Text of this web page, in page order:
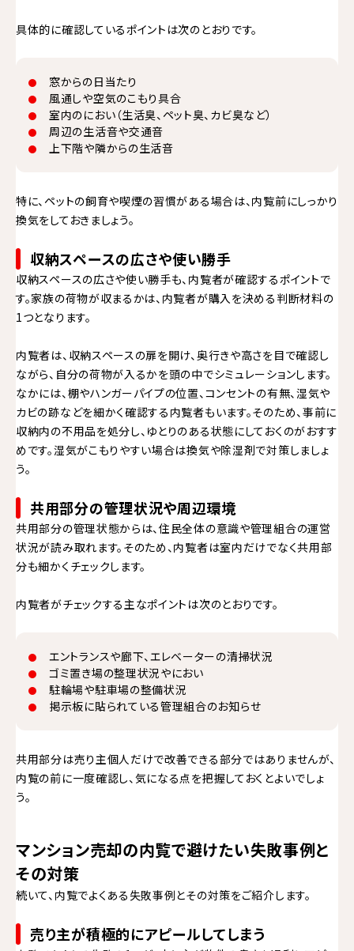
具体的に確認しているポイントは次のとおりです。
窓からの日当たり
風通しや空気のこもり具合
室内のにおい（生活臭、ペット臭、カビ臭など）
周辺の生活音や交通音
上下階や隣からの生活音
特に、ペットの飼育や喫煙の習慣がある場合は、内覧前にしっかり
換気をしておきましょう。
収納スペースの広さや使い勝手
収納スペースの広さや使い勝手も、内覧者が確認するポイントで
す。家族の荷物が収まるかは、内覧者が購入を決める判断材料の
1つとなります。
内覧者は、収納スペースの扉を開け、奥行きや高さを目で確認し
ながら、自分の荷物が入るかを頭の中でシミュレーションします。
なかには、棚やハンガーパイプの位置、コンセントの有無、湿気や
カビの跡などを細かく確認する内覧者もいます。そのため、事前に
収納内の不用品を処分し、ゆとりのある状態にしておくのがおすす
めです。湿気がこもりやすい場合は換気や除湿剤で対策しましょ
う。
共用部分の管理状況や周辺環境
共用部分の管理状態からは、住民全体の意識や管理組合の運営
状況が読み取れます。そのため、内覧者は室内だけでなく共用部
分も細かくチェックします。
内覧者がチェックする主なポイントは次のとおりです。
エントランスや廊下、エレベーターの清掃状況
ゴミ置き場の整理状況やにおい
駐輪場や駐車場の整備状況
掲示板に貼られている管理組合のお知らせ
共用部分は売り主個人だけで改善できる部分ではありませんが、
内覧の前に一度確認し、気になる点を把握しておくとよいでしょ
う。
マンション売却の内覧で避けたい失敗事例と
その対策
続いて、内覧でよくある失敗事例とその対策をご紹介します。
売り主が積極的にアピールしてしまう